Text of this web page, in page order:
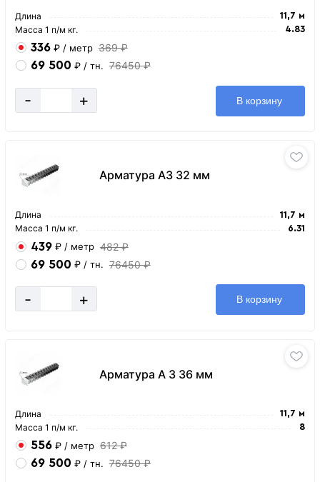
Длина 11,7 м
Масса 1 п/м кг. 4.83
336 ₽ / метр 369 ₽
69 500 ₽ / тн. 76450 ₽
- + В корзину
Арматура А3 32 мм
Длина 11,7 м
Масса 1 п/м кг. 6.31
439 ₽ / метр 482 ₽
69 500 ₽ / тн. 76450 ₽
- + В корзину
Арматура А 3 36 мм
Длина 11,7 м
Масса 1 п/м кг. 8
556 ₽ / метр 612 ₽
69 500 ₽ / тн. 76450 ₽